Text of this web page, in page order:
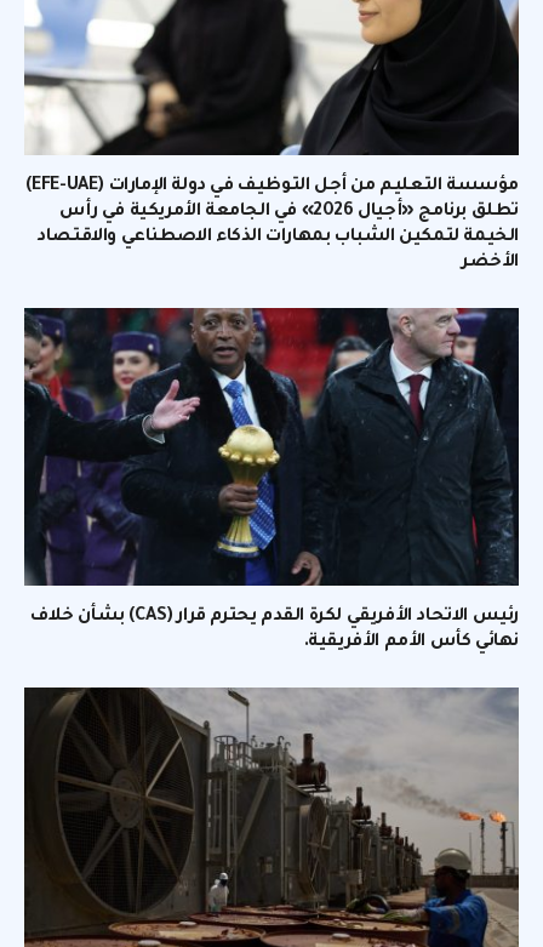
مؤسسة التعليم من أجل التوظيف في دولة الإمارات (EFE-UAE)
تطلق برنامج «أجيال 2026» في الجامعة الأمريكية في رأس
الخيمة لتمكين الشباب بمهارات الذكاء الاصطناعي والاقتصاد
الأخضر
رئيس الاتحاد الأفريقي لكرة القدم يحترم قرار (CAS) بشأن خلاف
نهائي كأس الأمم الأفريقية.